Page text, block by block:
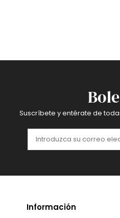
Suscríbete y entérate de
Información